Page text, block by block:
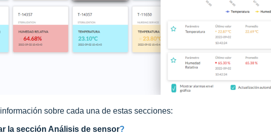
sobre cada una de estas secciones:
la sección Análisis de sensor?